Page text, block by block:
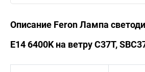
Описание Feron Лампа
E14 6400K на ветру C37T,